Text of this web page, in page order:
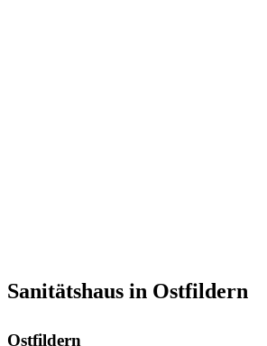
Sanitätshaus in Ostfildern
Ostfildern